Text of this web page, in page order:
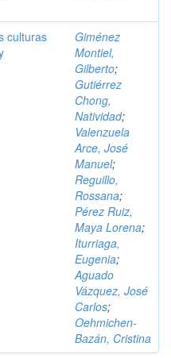
culturas
Giménez
Montiel,
Gilberto;
Gutiérrez
Chong,
Natividad;
Valenzuela
Arce, José
Manuel;
Reguillo,
Rossana;
Pérez Ruiz,
Maya Lorena;
Iturriaga,
Eugenia;
Aguado
Vázquez, José
Carlos;
Oehmichen-
Bazán, Cristina